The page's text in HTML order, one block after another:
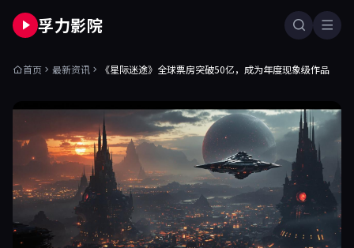
孚力影院
首页 最新资讯 《星际迷途》全球票房突破50亿，成为年度现象级作品